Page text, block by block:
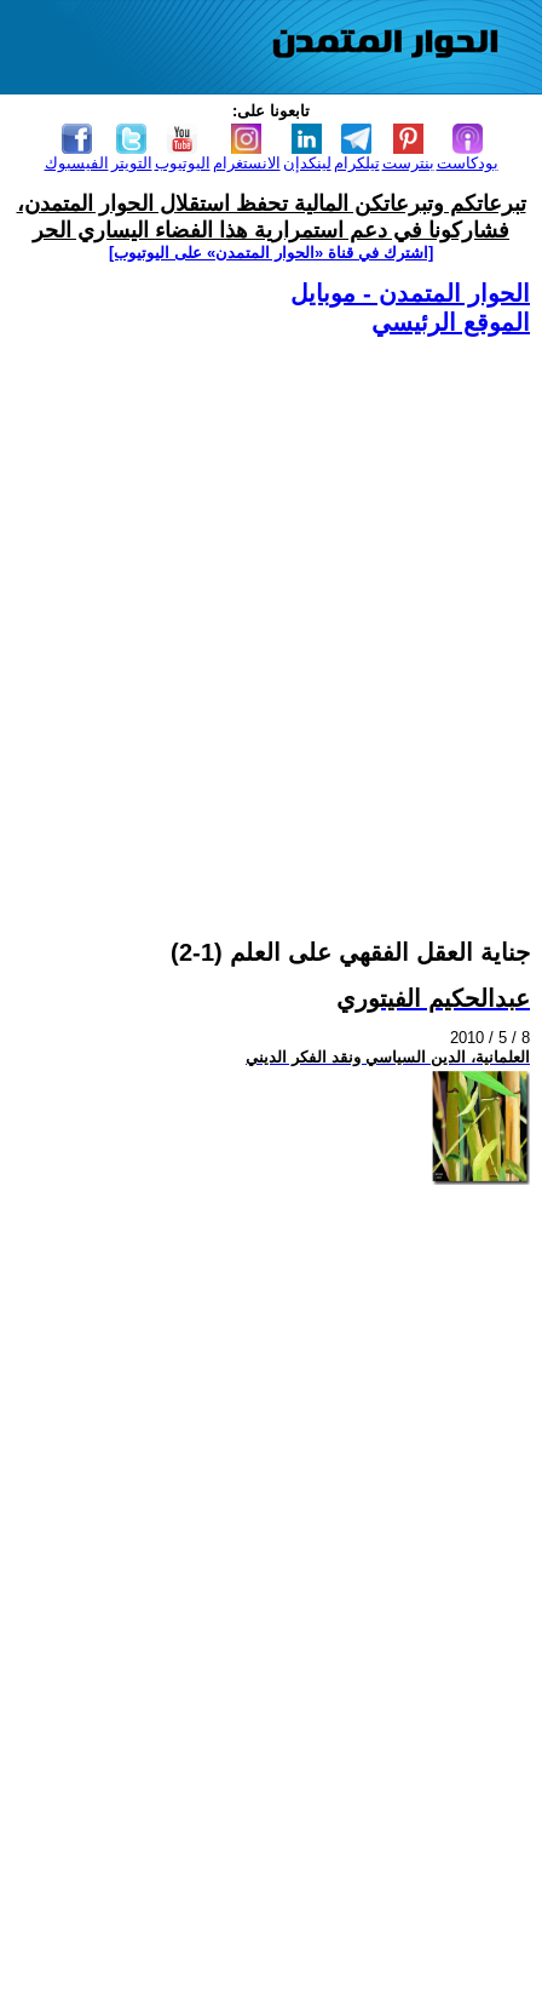
تابعونا على:
الفيسبوك التويتر اليوتيوب الانستغرام لينكدإن تيلكرامبنترست بودكاست
تبرعاتكم وتبرعاتكن المالية تحفظ استقلال الحوار المتمدن،
فشاركونا في دعم استمرارية هذا الفضاء اليساري الحر
[اشترك في قناة ‫«الحوار المتمدن» على اليوتيوب]
الحوار المتمدن - موبايل
الموقع الرئيسي
جناية العقل الفقهي على العلم (1-2)
عبدالحكيم الفيتوري
2010 / 5 / 8
العلمانية، الدين السياسي ونقد الفكر الديني